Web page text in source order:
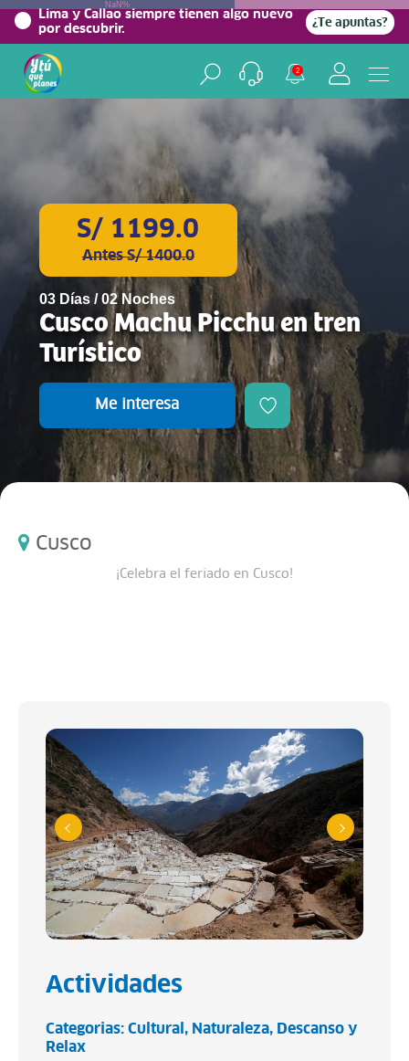
Lima y Callao siempre tienen algo nuevo
por descubrir.
¿Te apuntas?
2
NaN%
S/ 1199.0
Antes S/ 1400.0
03 Días / 02 Noches
Cusco Machu Picchu en tren
Turístico
Me interesa
Cusco
¡Celebra el feriado en Cusco!
Actividades
Categorias: Cultural Naturaleza
Descanso y
Relax